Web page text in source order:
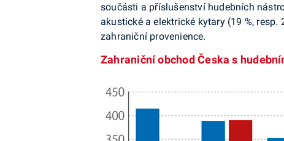
součásti a příslušenství hudebních
akustické a elektrické kytary (19 %,
zahraniční provenience.
Zahraniční obchod Česka s